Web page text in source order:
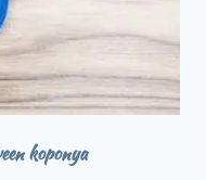
koponya